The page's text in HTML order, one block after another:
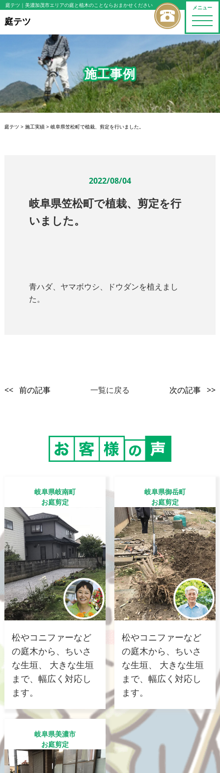
メニュー
toggle
庭テツ ｜美濃加茂市エリアの庭と植木のことならおまかせください
庭テツ
施工事例
庭テツ > 施工実績> 岐阜県笠松町で植栽、剪定を行いました。
2022/08/04
岐阜県笠松町で植栽、剪定を行
いました。
青ハダ、ヤマボウシ、ドウダンを植えまし
た。
<< 前の記事 一覧に戻る 次の記事 >>
岐阜県岐南町
お庭剪定
松やコニファーなど
の庭木から、ちいさ
な生垣、 大きな生垣
まで、幅広く対応し
ます。
岐阜県御岳町
お庭剪定
松やコニファーなど
の庭木から、ちいさ
な生垣、 大きな生垣
まで、幅広く対応し
ます。
岐阜県美濃市
お庭剪定